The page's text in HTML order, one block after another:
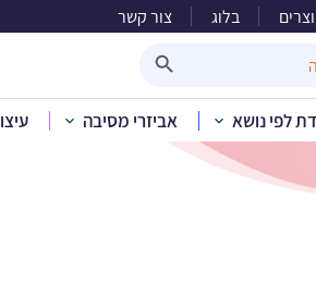
בלוג צור קשר
לפי נושא אביזרי מסיבה בית